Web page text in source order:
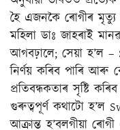
হৈ এজনকৈ ৰোগীৰ মৃত্যু
মহিলা ডাঃ জাহৰাই
আগবঢ়ালে; সেয়া হ’ল –
নিৰ্ণয় কৰিব পাৰি আৰু
প্ৰতিবন্ধকতাৰ সৃষ্টি
গুৰুত্বপূৰ্ণ কথাটো হ’ল
আক্ৰান্ত হ’বলগীয়া